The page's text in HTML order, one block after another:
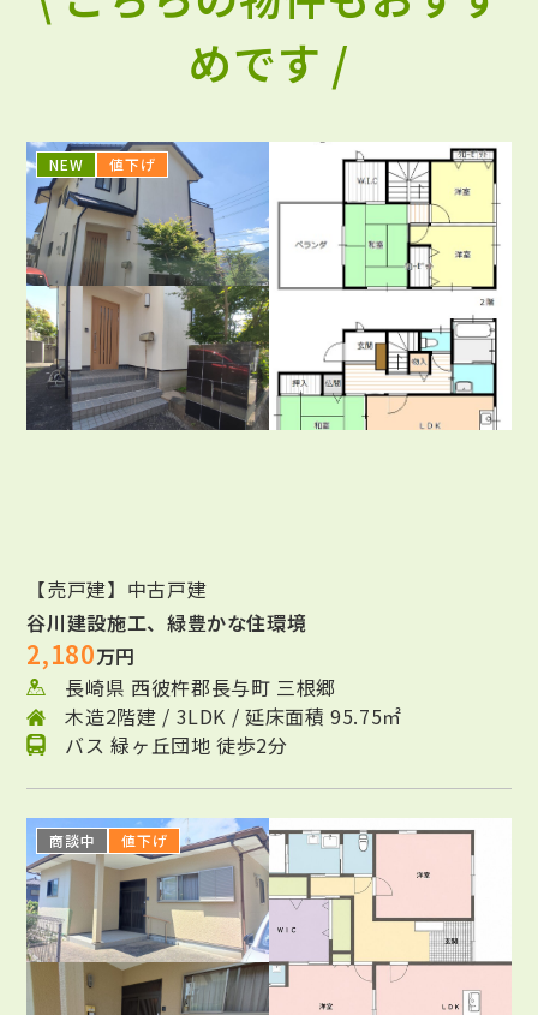
めです /
NEW 値下げ
【売戸建】中古戸建
谷川建設施工、緑豊かな住環境
2,180万円
長崎県 西彼杵郡長与町 三根郷
木造2階建 / 3LDK / 延床面積 95.75㎡
バス 緑ヶ丘団地 徒歩2分
商談中 値下げ